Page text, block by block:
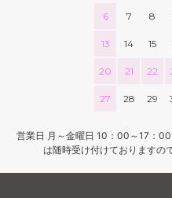
6 7 8
13 14 15
20 21 22
27 28 29
営業日 月～金曜日 10：00～17：
は随時受け付けておりますの